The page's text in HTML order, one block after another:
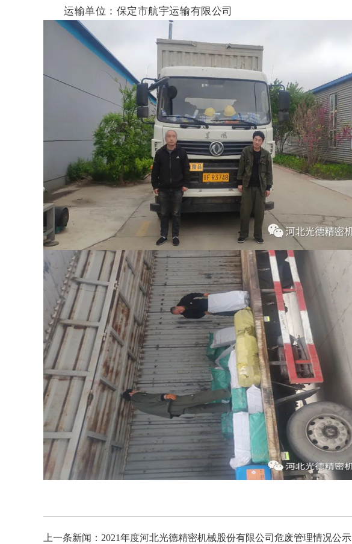
运输单位：保定市航宇运输有限公司
上一条新闻： 2021年度河北光德精密机械股份有限公司危废管理情况公示